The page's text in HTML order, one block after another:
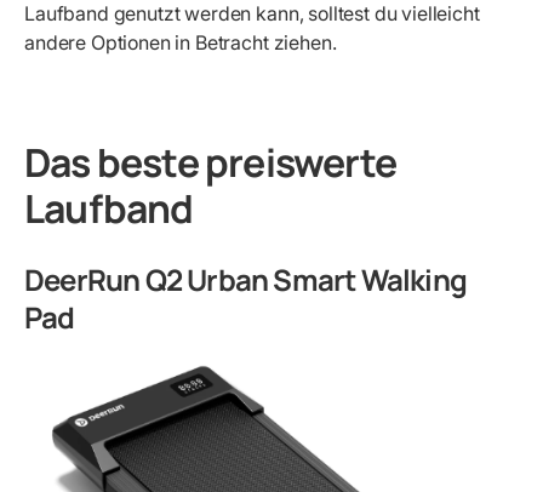
Laufband genutzt werden kann, solltest du vielleicht
andere Optionen in Betracht ziehen.
Das beste preiswerte
Laufband
DeerRun Q2 Urban Smart Walking
Pad